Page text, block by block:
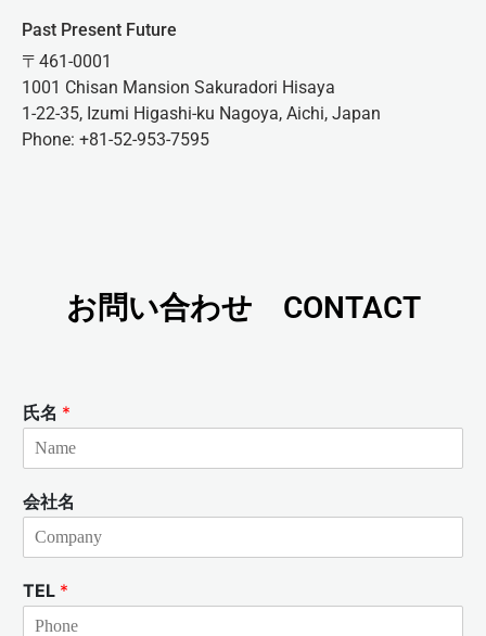
Past Present Future
〒461-0001
1001 Chisan Mansion Sakuradori Hisaya
1-22-35, Izumi Higashi-ku Nagoya, Aichi, Japan
Phone: +81-52-953-7595
お問い合わせ CONTACT
氏名 *
会社名
TEL *